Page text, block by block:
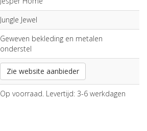
Jungle Jewel
Geweven bekleding en metalen
onderstel
Zie website aanbieder
Op voorraad. Levertijd: 3-6 werkdagen